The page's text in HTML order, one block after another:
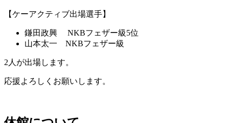
【ケーアクティブ出場選手】
鎌田政興 NKBフェザー級5位
山本太一 NKBフェザー級
2人が出場します。
応援よろしくお願いします。